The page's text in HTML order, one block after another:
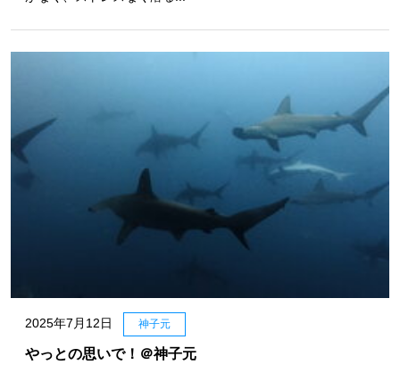
2025年7月12日 神子元
やっとの思いで！＠神子元